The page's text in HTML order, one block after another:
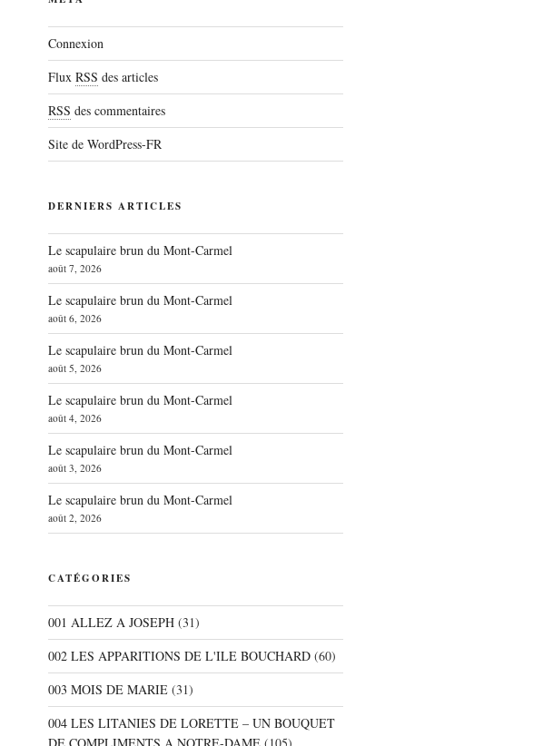
Connexion
Flux RSS des articles
RSS des commentaires
Site de WordPress-FR
DERNIERS ARTICLES
Le scapulaire brun du Mont-Carmel
août 7, 2026
Le scapulaire brun du Mont-Carmel
août 6, 2026
Le scapulaire brun du Mont-Carmel
août 5, 2026
Le scapulaire brun du Mont-Carmel
août 4, 2026
Le scapulaire brun du Mont-Carmel
août 3, 2026
Le scapulaire brun du Mont-Carmel
août 2, 2026
CATÉGORIES
001 ALLEZ A JOSEPH(31)
002 LES APPARITIONS DE L'ILE BOUCHARD(60)
003 MOIS DE MARIE(31)
004 LES LITANIES DE LORETTE – UN BOUQUET